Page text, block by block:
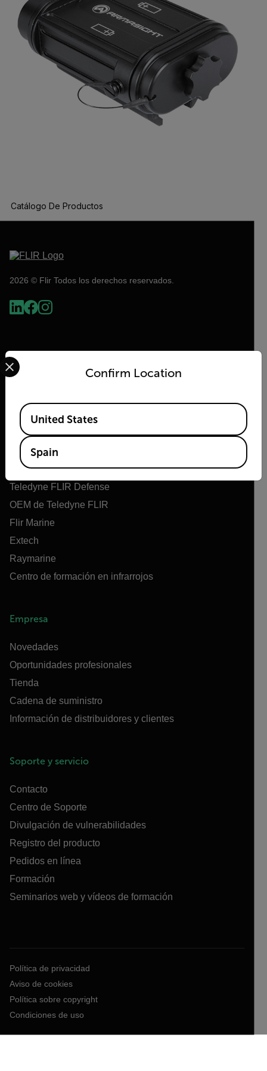
Catálogo De Productos
2026 © Flir Todos los derechos reservados.
Flir
Acerca de Flir
Tecnologías Teledyne
Teledyne FLIR Defense
OEM de Teledyne FLIR
Flir Marine
Extech
Raymarine
Centro de formación en infrarrojos
Empresa
Novedades
Oportunidades profesionales
Tienda
Cadena de suministro
Información de distribuidores y clientes
Soporte y servicio
Contacto
Centro de Soporte
Divulgación de vulnerabilidades
Registro del producto
Pedidos en línea
Formación
Seminarios web y vídeos de formación
Política de privacidad
Aviso de cookies
Política sobre copyright
Condiciones de uso
Confirm Location
Select your preferred country and language from the
Available Locations
United States
Spain